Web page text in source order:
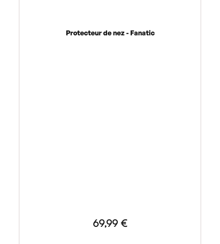
Protecteur de nez - Fanatic
69,99 €